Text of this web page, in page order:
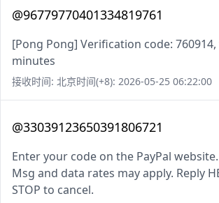
@96779770401334819761
[Pong Pong] Verification code:
minutes
接收时间: 北京时间(+8): 2026-05-25 06:22:00
@33039123650391806721
Enter your code on the PayPal website.
Msg and data rates may apply. Reply
STOP to cancel.